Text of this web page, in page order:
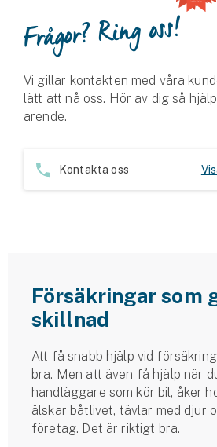
Märkesförsäkringar
Sportfiskarna
Djur
Hundförsäkring
Hem & hus
Villaförsäkring
Bostadsrättsförsäkring
Frågor? Ring oss!
Vi gillar kontakten med våra
lätt att nå oss. Hör av dig så
ärende.
Kontakta oss
Försäkringar som
skillnad
Att få snabb hjälp vid
bra. Men att även få hjälp när
handläggare som kör bil, åker
älskar båtlivet, tävlar med djur
företag. Det är riktigt bra.